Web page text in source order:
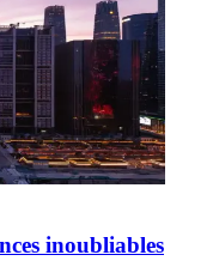
inoubliables